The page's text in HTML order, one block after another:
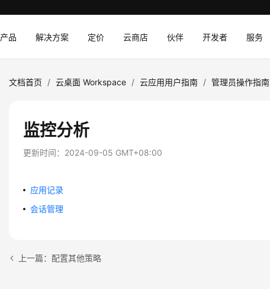
产品 解决方案 定价 云商店 伙伴 开发者 服务
文档首页 / 云桌面 Workspace / 云应用用户指南 / 管理员操作指南
监控分析
更新时间： 2024-09-05 GMT+08:00
应用记录
会话管理
上一篇：配置其他策略